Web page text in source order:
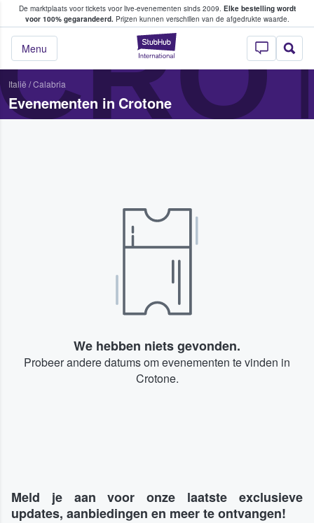
De marktplaats voor tickets voor live-evenementen sinds 2009. Elke bestelling wordt
voor 100% gegarandeerd.Prijzen kunnen verschillen van de afgedrukte waarde.
StubHub: waar
Menu
tickets kopen en verkopen
Italië /Calabria
Evenementen in Crotone
We hebben niets gevonden.
Probeer andere datums om evenementen te vinden in
Crotone.
Meld je aan voor onze laatste exclusieve
updates, aanbiedingen en meer te ontvangen!